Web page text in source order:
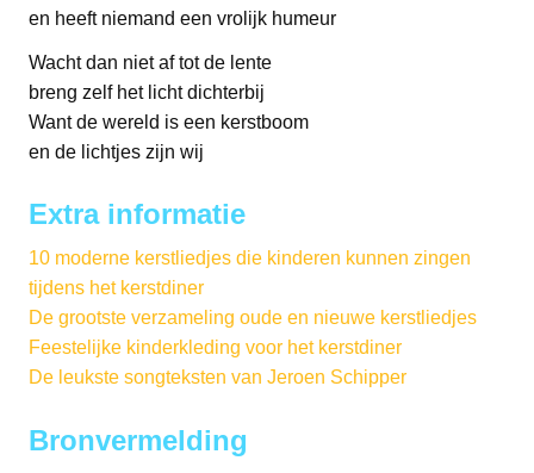
en heeft niemand een vrolijk humeur
Wacht dan niet af tot de lente
breng zelf het licht dichterbij
Want de wereld is een kerstboom
en de lichtjes zijn wij
Extra informatie
10 moderne kerstliedjes die kinderen kunnen zingen
tijdens het kerstdiner
De grootste verzameling oude en nieuwe kerstliedjes
Feestelijke kinderkleding voor het kerstdiner
De leukste songteksten van Jeroen Schipper
Bronvermelding